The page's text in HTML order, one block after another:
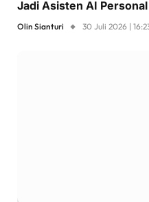
Jadi Asisten AI
Olin Sianturi 30 Juli 2026 |